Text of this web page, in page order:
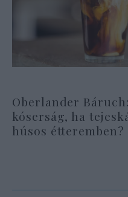
Oberlander
kóserság, ha
húsos étteremben?